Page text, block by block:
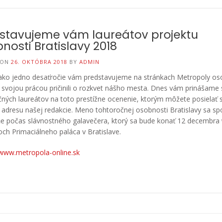
vám laureátov projektu
Bratislavy 2018
26. OKTÓBRA 2018 BY ADMIN
jedno desaťročie vám predstavujeme na stránkach Metropoly
prácou pričinili o rozkvet nášho mesta. Dnes vám prinášame
laureátov na toto prestížne ocenenie, ktorým môžete posielať
adresu našej redakcie. Meno tohtoročnej osobnosti Bratislavy sa
počas slávnostného galavečera, ktorý sa bude konať 12 decembra
Primaciálneho paláca v Bratislave.
online.sk